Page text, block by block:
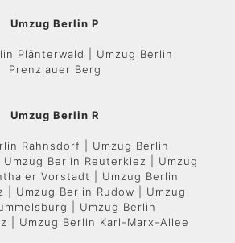
Umzug Berlin P
Plänterwald | Umzug Berlin
Prenzlauer Berg
Umzug Berlin R
Rahnsdorf | Umzug Berlin
Berlin Reuterkiez | Umzug
Vorstadt | Umzug Berlin
| Umzug Berlin Rudow | Umzug
| Umzug Berlin
| Umzug Berlin Karl-Marx-Allee